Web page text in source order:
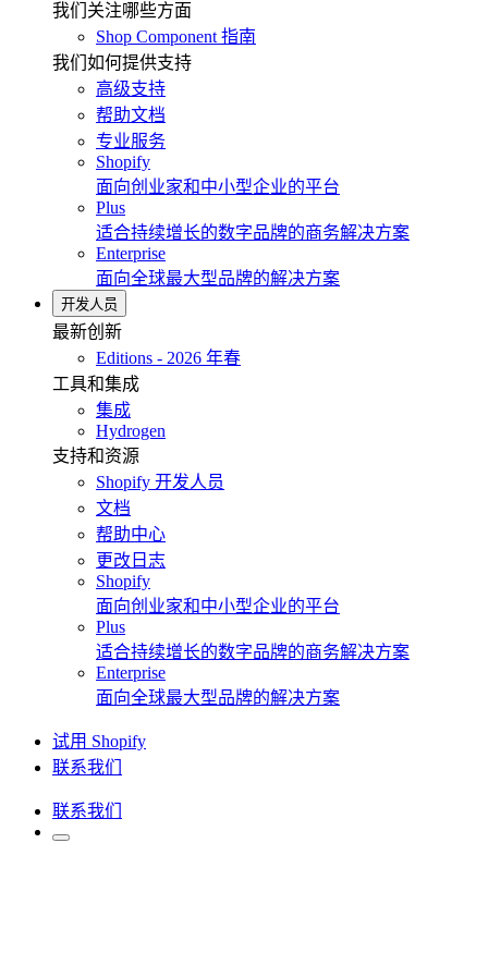
我们关注哪些方面
Shop Component 指南
我们如何提供支持
高级支持
帮助文档
专业服务
Shopify
面向创业家和中小型企业的平台
Plus
适合持续增长的数字品牌的商务解决方案
Enterprise
面向全球最大型品牌的解决方案
开发人员
最新创新
Editions - 2026 年春
工具和集成
集成
Hydrogen
支持和资源
Shopify 开发人员
文档
帮助中心
更改日志
Shopify
面向创业家和中小型企业的平台
Plus
适合持续增长的数字品牌的商务解决方案
Enterprise
面向全球最大型品牌的解决方案
试用 Shopify
联系我们
联系我们